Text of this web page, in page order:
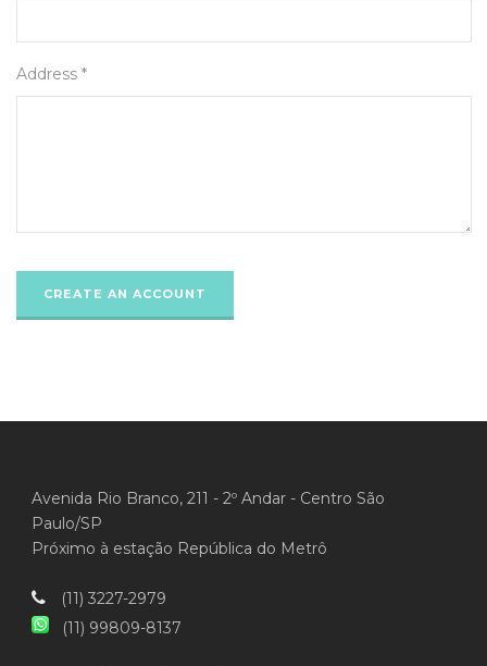
Address *
Avenida Rio Branco, 211 - 2º Andar - Centro São
Paulo/SP
Próximo à estação República do Metrô
(11) 3227-2979
(11) 99809-8137